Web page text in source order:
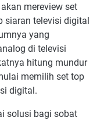
mereview set
siaran televisi digital
yang
di televisi
hitung mundur
memilih set top
digital.
solusi bagi sobat